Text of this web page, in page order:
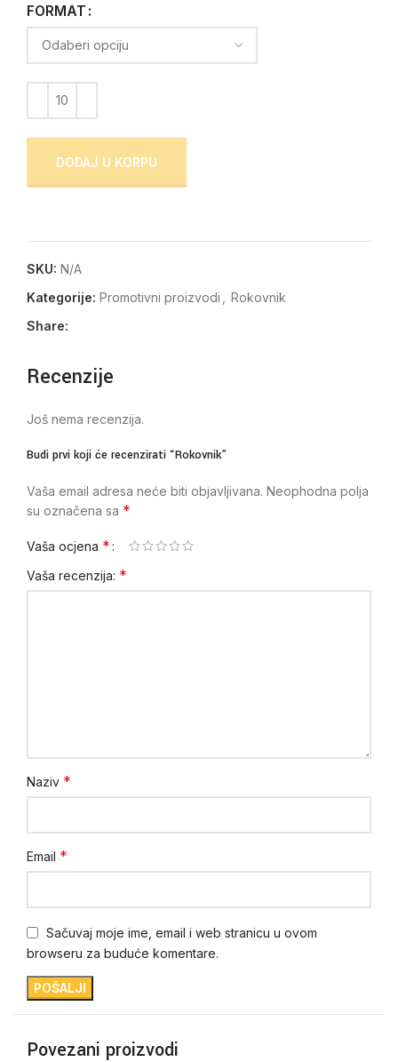
FORMAT
DODAJ U KORPU
SKU: N/A
Kategorije: Promotivni proizvodi
Rokovnik
Share:
Recenzije
Još nema recenzija.
Budi prvi koji će recenzirati “Rokovnik”
Vaša email adresa neće biti objavljivana. Neophodna polja
su označena sa *
Vaša ocjena *
Vaša recenzija: *
Naziv *
Email *
Sačuvaj moje ime, email i web stranicu u ovom
browseru za buduće komentare.
Povezani proizvodi